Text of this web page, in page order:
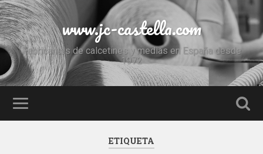
www.jc-castella.com
Fabricantes de calcetines y medias en España desde
1972
ETIQUETA